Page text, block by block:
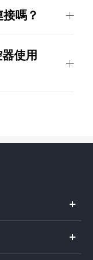
嗎？
使用